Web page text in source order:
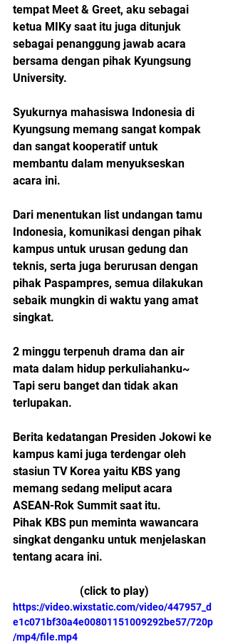
tempat Meet & Greet, aku sebagai
ketua MIKy saat itu juga ditunjuk
sebagai penanggung jawab acara
bersama dengan pihak Kyungsung
University.
Syukurnya mahasiswa Indonesia di
Kyungsung memang sangat kompak
dan sangat kooperatif untuk
membantu dalam menyukseskan
acara ini.
Dari menentukan list undangan tamu
Indonesia, komunikasi dengan pihak
kampus untuk urusan gedung dan
teknis, serta juga berurusan dengan
pihak Paspampres, semua dilakukan
sebaik mungkin di waktu yang amat
singkat.
2 minggu terpenuh drama dan air
mata dalam hidup perkuliahanku~
Tapi seru banget dan tidak akan
terlupakan.
Berita kedatangan Presiden Jokowi ke
kampus kami juga terdengar oleh
stasiun TV Korea yaitu KBS yang
memang sedang meliput acara
ASEAN-Rok Summit saat itu.
Pihak KBS pun meminta wawancara
singkat denganku untuk menjelaskan
tentang acara ini.
(click to play)
https://video.wixstatic.com/video/447957_d
e1c071bf30a4e00801151009292be57/720p
/mp4/file.mp4